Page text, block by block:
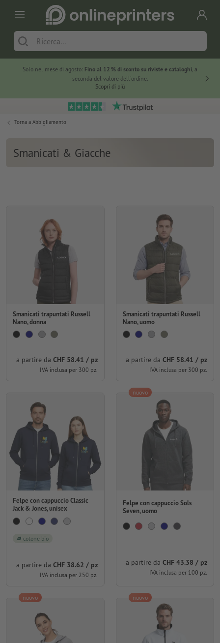
Solo nel mese di agosto: Fino al 12 % di sconto su riviste e cataloghi, a
seconda del valore dell'ordine.
Scopri di più
Torna a Abbigliamento
Smanicati & Giacche
Smanicati trapuntati Russell
Nano, donna
a partire da CHF 58.41 / pz
IVA inclusa per 300 pz.
Smanicati trapuntati Russell
Nano, uomo
a partire da CHF 58.41 / pz
IVA inclusa per 300 pz.
Felpe con cappuccio Classic
Jack & Jones, unisex
cotone bio
a partire da CHF 38.62 / pz
IVA inclusa per 250 pz.
Felpe con cappuccio Sols
Seven, uomo
a partire da CHF 43.38 / pz
IVA inclusa per 100 pz.
nuovo
nuovo nuovo